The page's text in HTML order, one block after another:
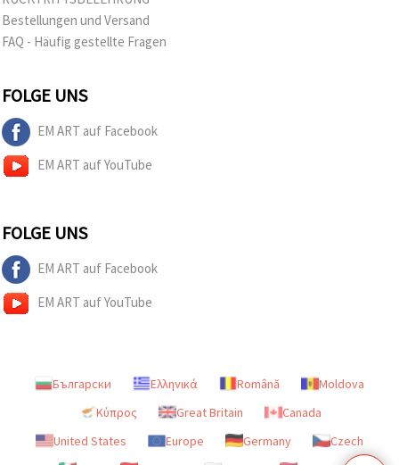
Bestellungen und Versand
FAQ - Häufig gestellte Fragen
FOLGE UNS
EM ART auf Facebook
EM ART auf YouTube
FOLGE UNS
EM ART auf Facebook
EM ART auf YouTube
Български Ελληνικά Română
Moldova
Κύπρος
Great Britain
Canada
United States
Europe Germany
Czech